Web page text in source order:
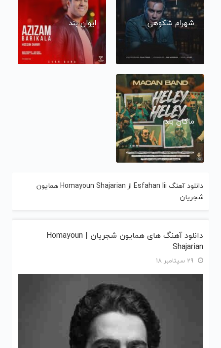
شهرام شکوهی ایوان بند
ماکان بند
دانلود آهنگ Esfahan Iii از Homayoun Shajarian همایون
شجریان
دانلود آهنگ های همایون شجریان | Homayoun
Shajarian